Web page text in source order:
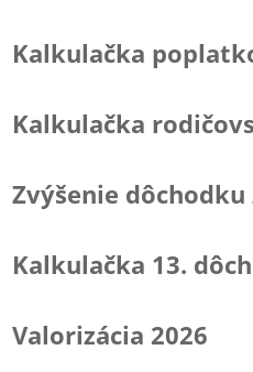
Kalkulačka
Kalkulačka
Zvýšenie dôchodku
Kalkulačka 13.
Valorizácia 2026